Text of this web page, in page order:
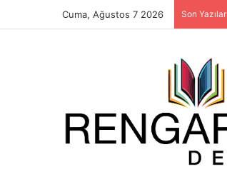
Cuma, Ağustos 7 2026 Son Yazılar